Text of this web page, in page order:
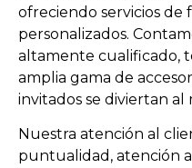
ofreciendo servicios de
personalizados.
altamente cualificado,
amplia gama de
invitados se diviertan al
Nuestra atención al
puntualidad, atención